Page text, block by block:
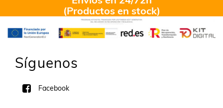
(Productos en stock)
Síguenos
Facebook